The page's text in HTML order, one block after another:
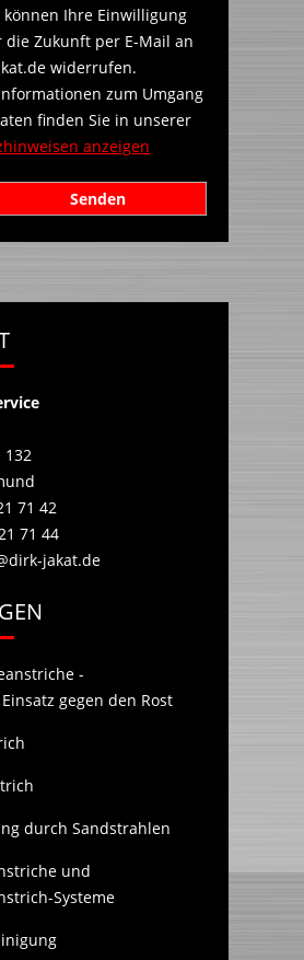
können Ihre Einwilligung
Zukunft per E-Mail an
widerrufen.
zum Umgang
finden Sie in unserer
anzeigen
132
71 42
71 44
jakat.de
-
gegen den Rost
durch Sandstrahlen
und
Systeme